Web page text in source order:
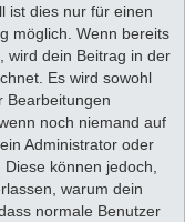
ist dies nur für einen
möglich. Wenn bereits
wird dein Beitrag in der
Es wird sowohl
Bearbeitungen
noch niemand auf
Administrator oder
können jedoch,
warum dein
normale Benutzer